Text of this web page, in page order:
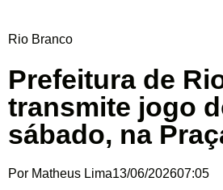
Rio Branco
Prefeitura de
transmite jogo
sábado, na
Por Matheus Lima13/06/202607:05